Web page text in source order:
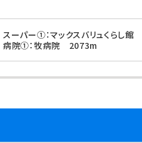
スーパー①：マックスバリュくら
病院①：牧病院 2073m